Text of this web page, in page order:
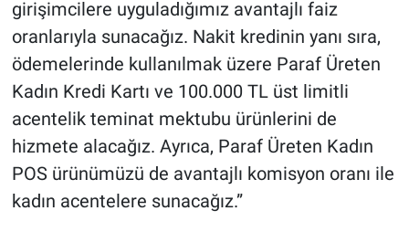
girişimcilere uyguladığımız avantajlı faiz
oranlarıyla sunacağız. Nakit kredinin yanı sıra,
ödemelerinde kullanılmak üzere Paraf Üreten
Kadın Kredi Kartı ve 100.000 TL üst limitli
acentelik teminat mektubu ürünlerini de
hizmete alacağız. Ayrıca, Paraf Üreten Kadın
POS ürünümüzü de avantajlı komisyon oranı ile
kadın acentelere sunacağız.”